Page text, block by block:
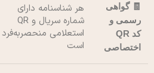
🧾 گواهی
رسمی و
کد QR
اختصاصی
هر شناسنامه دارای
شماره سریال و QR
استعلامی منحصر‌به‌فرد
است